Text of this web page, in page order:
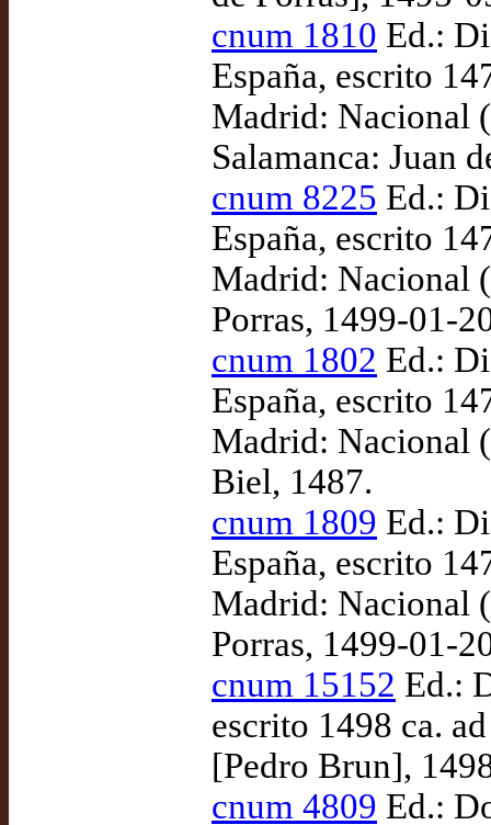
cnum 1810 Ed.:
España, escrito
Madrid: Nacional
Salamanca: Juan
cnum 8225 Ed.:
España, escrito
Madrid: Nacional
Porras, 1499-01-
cnum 1802 Ed.:
España, escrito
Madrid: Nacional
Biel, 1487.
cnum 1809 Ed.:
España, escrito
Madrid: Nacional
Porras, 1499-01-
cnum 15152 Ed.:
escrito 1498 ca.
[Pedro Brun],
cnum 4809 Ed.: